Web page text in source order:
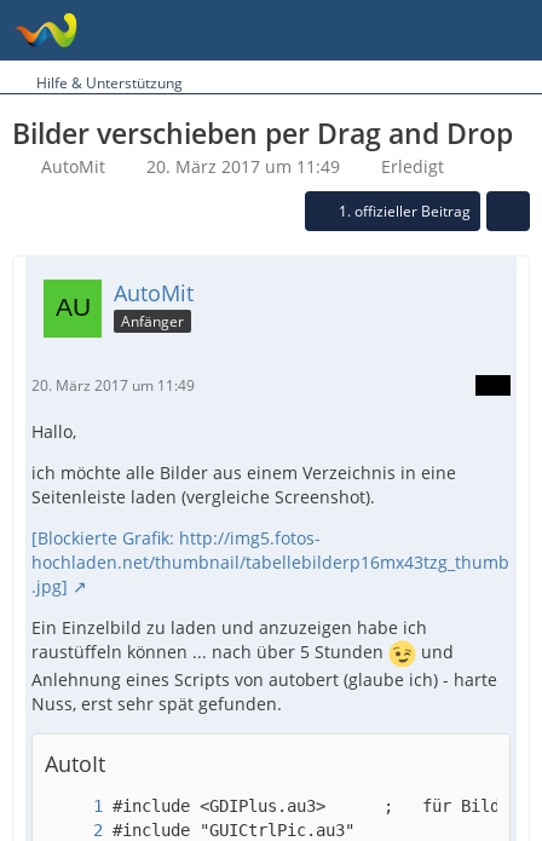
Hilfe & Unterstützung
Bilder verschieben per Drag and Drop
AutoMit 20. März 2017 um 11:49 Erledigt
1. offizieller Beitrag
AutoMit
Anfänger
20. März 2017 um 11:49
Hallo,
ich möchte alle Bilder aus einem Verzeichnis in eine
Seitenleiste laden (vergleiche Screenshot).
[Blockierte Grafik: http://img5.fotos-
hochladen.net/thumbnail/tabellebilderp16mx43tzg_thumb
.jpg]
Ein Einzelbild zu laden und anzuzeigen habe ich
raustüffeln können ... nach über 5 Stunden
und
Anlehnung eines Scripts von autobert (glaube ich) - harte
Nuss, erst sehr spät gefunden.
AutoIt